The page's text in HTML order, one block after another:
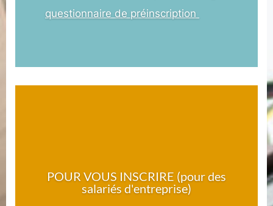
questionnaire de préinscription
POUR VOUS INSCRIRE (pour des
salariés d'entreprise)